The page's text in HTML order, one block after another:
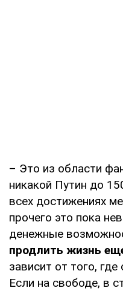
– Это из области
никакой Путин до
всех достижениях
прочего это пока
денежные
продлить жизнь
зависит от того,
Если на свободе, в